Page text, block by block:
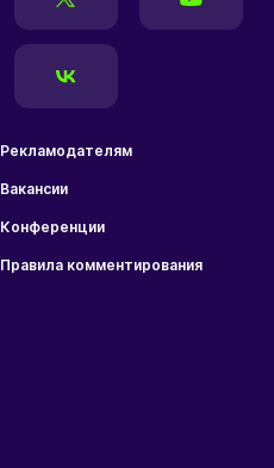
Рекламодателям
Вакансии
Конференции
Правила комментирования